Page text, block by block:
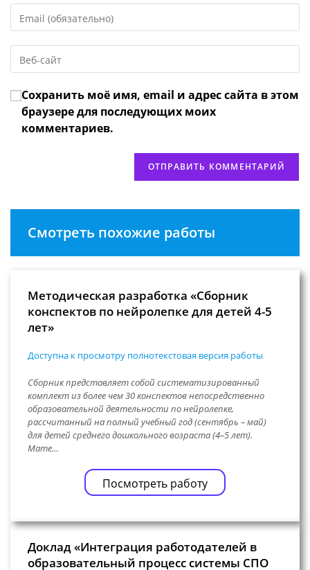
или
имя
чтобы
прокомментировать
свой
адрес,
чтобы
URL
веб-
сайта
(необязательно)
Сохранить моё имя, email и адрес сайта в этом
браузере для последующих моих
комментариев.
Смотреть похожие работы
Методическая разработка «Сборник
конспектов по нейролепке для детей 4-5
лет»
Доступна к просмотру полнотекстовая версия работы
Сборник представляет собой систематизированный
комплект из более чем 30 конспектов непосредственно
образовательной деятельности по нейролепке,
рассчитанный на полный учебный год (сентябрь – май)
для детей среднего дошкольного возраста (4–5 лет).
Мате…
Посмотреть работу
Доклад «Интеграция работодателей в
образовательный процесс системы СПО